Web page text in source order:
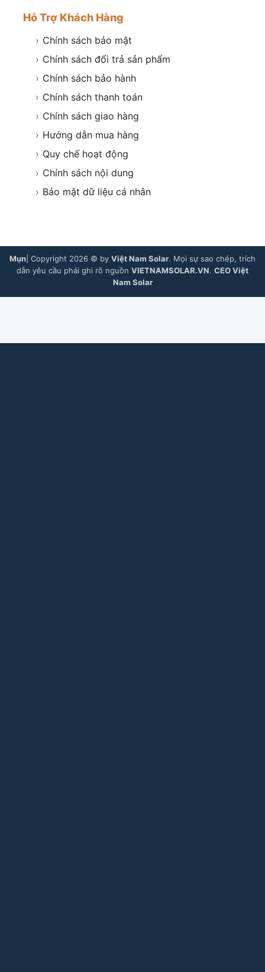
Hỗ Trợ Khách Hàng
› Chính sách bảo mật
› Chính sách đổi trả sản phẩm
› Chính sách bảo hành
› Chính sách thanh toán
› Chính sách giao hàng
› Hướng dẫn mua hàng
› Quy chế hoạt động
› Chính sách nội dung
› Bảo mật dữ liệu cá nhân
Mụn | Copyright 2026 © by Việt Nam Solar. Mọi sự sao chép, trích
dẫn yêu cầu phải ghi rõ nguồn VIETNAMSOLAR.VN. CEO Việt
Nam Solar